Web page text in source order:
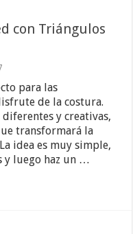
con Triángulos
para las
de la costura.
diferentes y creativas,
transformará la
idea es muy simple,
y luego haz un …